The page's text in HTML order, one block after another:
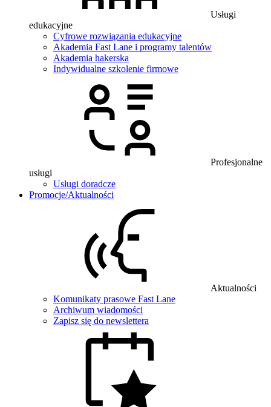
Usługi
edukacyjne
Cyfrowe rozwiązania edukacyjne
Akademia Fast Lane i programy talentów
Akademia hakerska
Indywidualne szkolenie firmowe
Profesjonalne
usługi
Usługi doradcze
Promocje/Aktualności
Aktualności
Komunikaty prasowe Fast Lane
Archiwum wiadomości
Zapisz się do newslettera